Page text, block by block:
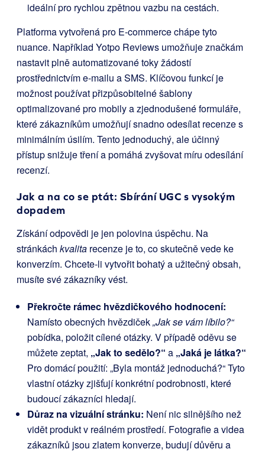
ideální pro rychlou zpětnou vazbu na cestách.
Platforma vytvořená pro E-commerce chápe tyto
nuance. Například Yotpo Reviews umožňuje značkám
nastavit plně automatizované toky žádostí
prostřednictvím e-mailu a SMS. Klíčovou funkcí je
možnost používat přizpůsobitelné šablony
optimalizované pro mobily a zjednodušené formuláře,
které zákazníkům umožňují snadno odesílat recenze s
minimálním úsilím. Tento jednoduchý, ale účinný
přístup snižuje tření a pomáhá zvyšovat míru odesílání
recenzí.
Jak a na co se ptát: Sbírání UGC s vysokým
dopadem
Získání odpovědi je jen polovina úspěchu. Na
stránkách kvalita recenze je to, co skutečně vede ke
konverzím. Chcete-li vytvořit bohatý a užitečný obsah,
musíte své zákazníky vést.
Překročte rámec hvězdičkového hodnocení:
Namísto obecných hvězdiček„Jak se vám líbilo?“
pobídka, položit cílené otázky. V případě oděvu se
můžete zeptat, „Jak to sedělo?“ a „Jaká je látka?“
Pro domácí použití: „Byla montáž jednoduchá?“ Tyto
vlastní otázky zjišťují konkrétní podrobnosti, které
budoucí zákazníci hledají.
Důraz na vizuální stránku: Není nic silnějšího než
vidět produkt v reálném prostředí. Fotografie a videa
zákazníků jsou zlatem konverze, budují důvěru a